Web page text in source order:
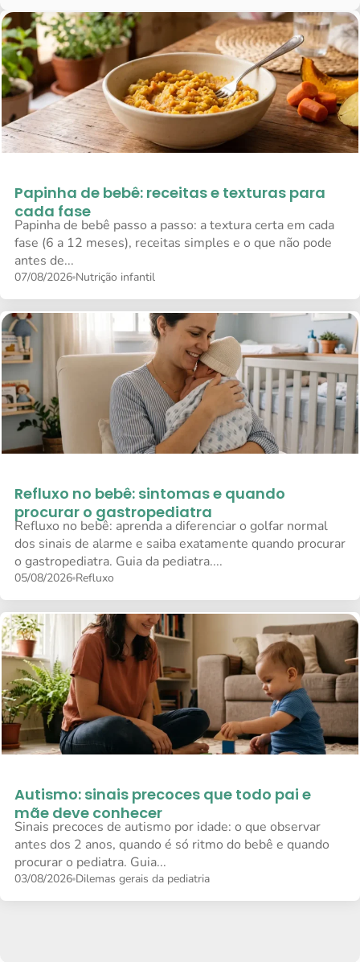
Papinha de bebê: receitas e texturas para
cada fase
Papinha de bebê passo a passo: a textura certa em cada
fase (6 a 12 meses), receitas simples e o que não pode
antes de...
07/08/2026 Nutrição infantil
Refluxo no bebê: sintomas e quando
procurar o gastropediatra
Refluxo no bebê: aprenda a diferenciar o golfar normal
dos sinais de alarme e saiba exatamente quando procurar
o gastropediatra. Guia da pediatra....
05/08/2026 Refluxo
Autismo: sinais precoces que todo pai e
mãe deve conhecer
Sinais precoces de autismo por idade: o que observar
antes dos 2 anos, quando é só ritmo do bebê e quando
procurar o pediatra. Guia...
03/08/2026 Dilemas gerais da pediatria